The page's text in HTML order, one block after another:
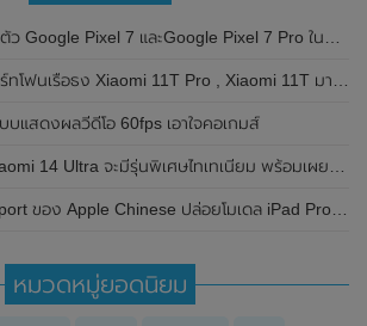
Pixel 7 และGoogle Pixel 7 Pro ในวันที่ 6 ตุลาคม 2022 นี้
, Xiaomi 11T มาพร้อมกล้อง ความละเอียดสูงถึง 108MP , หน้าจอแสดงผล AMOLED , 120Hz และชาร์จไวสูงสุด 120W
บแสดงผลวีดีโอ 60fps เอาใจคอเกมส์
จะมีรุ่นพิเศษไทเทเนียม พร้อมเผยรายละเอียดราคา , RAM และความจุ
ของ Apple Chinese ปล่อยโมเดล iPad Pro รุ่นใหม่ 4 รุ่น
หมวดหมู่ยอดนิยม